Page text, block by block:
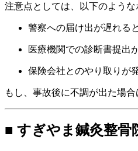
注意点としては、以下のような
警察への届け出が遅れる
医療機関での診断書提出
保険会社とのやり取りが
もし、事故後に不調が出た場合
■ すぎやま鍼灸整骨